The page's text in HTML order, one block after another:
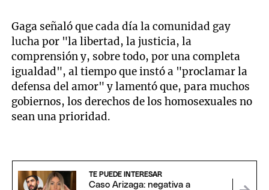
Gaga señaló que cada día la comunidad gay
lucha por "la libertad, la justicia, la
comprensión y, sobre todo, por una completa
igualdad", al tiempo que instó a "proclamar la
defensa del amor" y lamentó que, para muchos
gobiernos, los derechos de los homosexuales no
sean una prioridad.
TE PUEDE INTERESAR
Caso Arizaga: negativa a